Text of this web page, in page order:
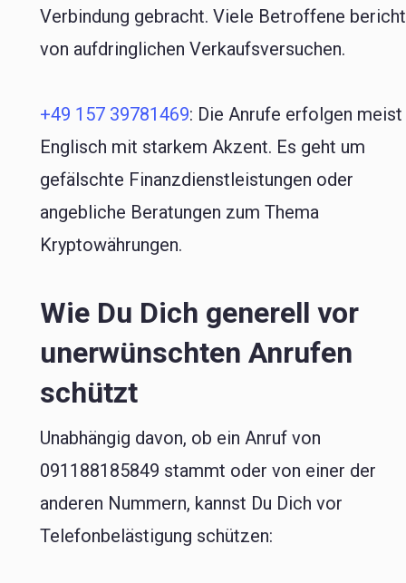
Verbindung gebracht. Viele Betroffene
von aufdringlichen Verkaufsversuchen.
+49 157 39781469: Die Anrufe erfolgen
Englisch mit starkem Akzent. Es geht um
gefälschte Finanzdienstleistungen oder
angebliche Beratungen zum Thema
Kryptowährungen.
Wie Du Dich generell vor
unerwünschten Anrufen
schützt
Unabhängig davon, ob ein Anruf von
091188185849 stammt oder von einer der
anderen Nummern, kannst Du Dich vor
Telefonbelästigung schützen: